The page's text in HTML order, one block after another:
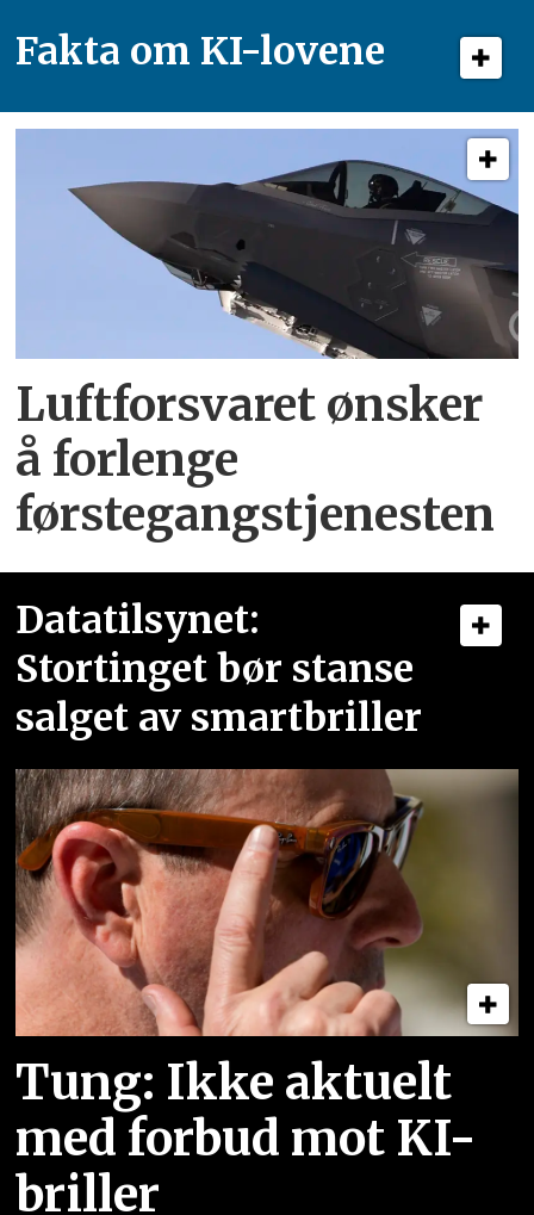
Fakta om KI-lovene
Luftforsvaret ønsker
å forlenge
førstegangstjenesten
Datatilsynet:
Stortinget bør stanse
salget av smartbriller
Tung: Ikke aktuelt
med forbud mot KI-
briller